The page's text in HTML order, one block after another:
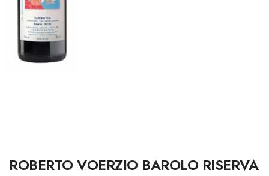
ROBERTO VOERZIO BAROLO RISERVA